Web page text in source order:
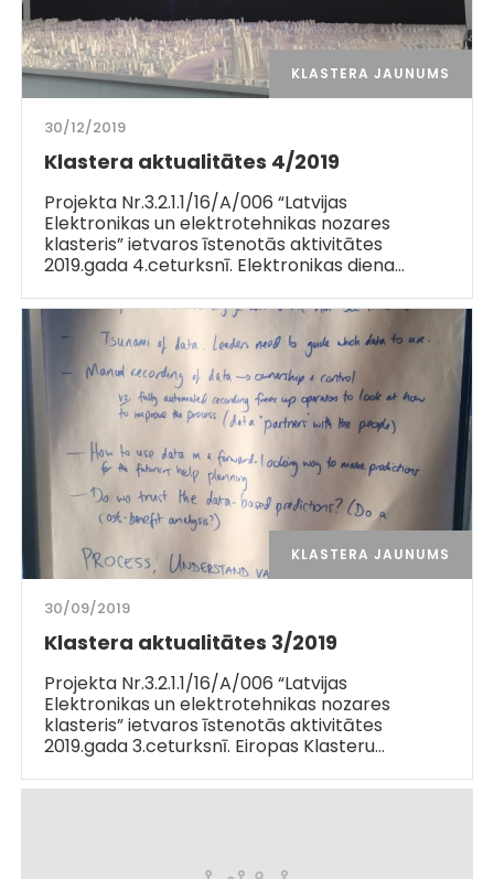
KLASTERA JAUNUMS
30/12/2019
Klastera aktualitātes 4/2019
Projekta Nr.3.2.1.1/16/A/006 “Latvijas
Elektronikas un elektrotehnikas nozares
klasteris” ietvaros īstenotās aktivitātes
2019.gada 4.ceturksnī. Elektronikas diena…
KLASTERA JAUNUMS
30/09/2019
Klastera aktualitātes 3/2019
Projekta Nr.3.2.1.1/16/A/006 “Latvijas
Elektronikas un elektrotehnikas nozares
klasteris” ietvaros īstenotās aktivitātes
2019.gada 3.ceturksnī. Eiropas Klasteru…